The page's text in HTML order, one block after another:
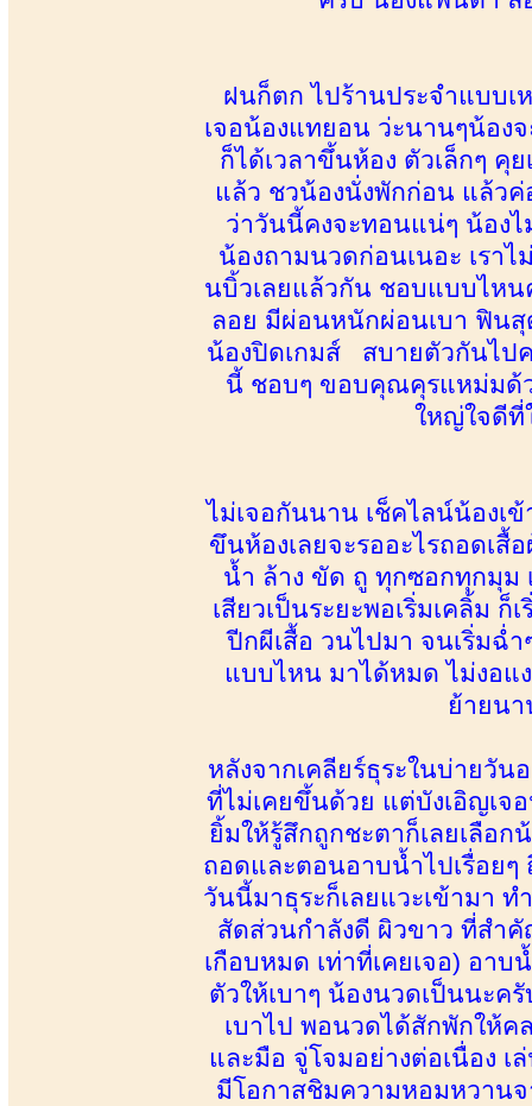
ฝนก็ตก ไปร้านประจำแบบเ
เจอน้องแทยอน ว่ะนานๆน้อง
ก็ได้เวลาขึ้นห้อง ตัวเล็กๆ
แล้ว ชวน้องนั่งพักก่อน แล้ว
ว่าวันนี้คงจะทอนแน่ๆ น้อง
น้องถามนวดก่อนเนอะ เรา
นบิ้วเลยแล้วกัน ชอบแบบไห
ลอย มีผ่อนหนักผ่อนเบา ฟิน
น้องปิดเกมส์ สบายตัวกันไป
นี้ ชอบๆ ขอบคุณคุรแหม่มด้
ใหญ่ใจดีที่
ไม่เจอกันนาน เช็คไลน์น้องเ
ขึนห้องเลยจะรออะไรถอดเ
น้ำ ล้าง ขัด ถู ทุกซอกทุกมุม
เสียวเป็นระยะพอเริ่มเคลิ้ม
ปีกผีเสื้อ วนไปมา จนเริ่มฉ่
แบบไหน มาได้หมด ไม่งอแ
ย้ายนา
หลังจากเคลียร์ธุระในบ่ายวัน
ที่ไม่เคยขึ้นด้วย แต่บังเอิญเจ
ยิ้มให้รู้สึกถูกชะตาก็เลยเลือ
ถอดและตอนอาบน้ำไปเรื่อยๆ
วันนี้มาธุระก็เลยแวะเข้ามา
สัดส่วนกำลังดี ผิวขาว ที่สำ
เกือบหมด เท่าที่เคยเจอ) อาบ
ตัวให้เบาๆ น้องนวดเป็นนะ
เบาไป พอนวดได้สักพักให้ค
และมือ จู่โจมอย่างต่อเนื่อง เ
มีโอกาสชิมความหอมหวาน